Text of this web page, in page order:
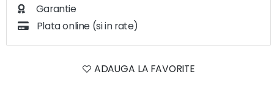
Garantie
Plata online (si in rate)
ADAUGA LA FAVORITE